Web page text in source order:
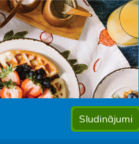
Sludinājumi